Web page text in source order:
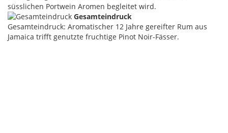
süsslichen Portwein Aromen begleitet wird.
Gesamteindruck
Gesamteindruck: Aromatischer 12 Jahre gereifter Rum aus
Jamaica trifft genutzte fruchtige Pinot Noir-Fässer.